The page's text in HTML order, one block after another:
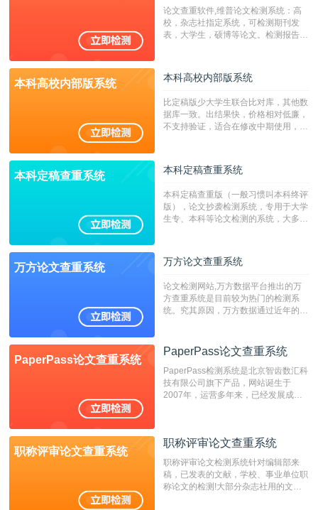
字符数30万）
论文查重软件,维普论文检测系统：高
校，杂志社指定系统，可检测期刊发
表，大学生，硕博等论文。检测报告支
本科高校内部版系统 本科高校内部版系统
比定稿版少大学生联合比对库，其他数
据库一致。出结果快，价格相对低廉，
不支持验证，适合在修改中期使用，定
本科定稿查重系统 本科定稿查重系统
本科定稿查重版（一般习惯叫本科终评
版），论文抄袭检测系统，专用于大学
生专、本科等论文检测的系统，大多数
万方论文查重系统 万方论文查重系统
论文检测网站,万方数据平台推出的万
方查重系统是目前较为热门的检测系
统。究其原因，万方数据通过近年的发
检测系统，其真实性和权威性无可厚
非。其次，相对于知网而言，万方检测
费用少，上手容易，是学生初次论文查
重的推荐系统。
PaperPass论文查重系统
PaperPass论文查重系统
PaperPass检测系统是北京智齿数汇科
技有限公司旗下产品，网站诞生于
2007年，运营多年来，已经发展成为
检测速度快、精度高，市场反映良好。
职称评审论文查重系统
职称评审论文查重系统
职称评审论文检测系统针对编辑部来
稿，已发表的文献，学校、事业单位职
称论文的检测!大部分杂志社用的文献